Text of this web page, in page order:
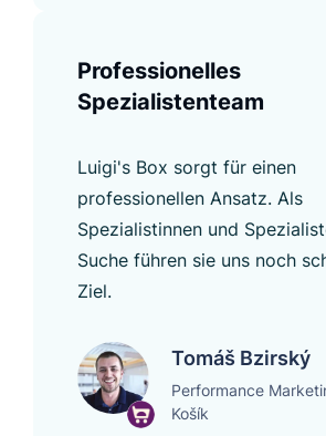
Professionelles
Spezialistenteam
Luigi's Box sorgt für einen
professionellen Ansatz. Als
Spezialistinnen und
Suche führen sie uns noch
Ziel.
Tomáš Bzirský
Performance
Košík